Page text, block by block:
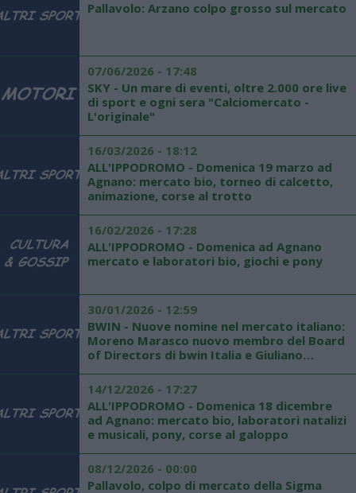
Pallavolo: Arzano colpo grosso sul mercato
07/06/2026 - 17:48
SKY - Un mare di eventi, oltre 2.000 ore live
di sport e ogni sera "Calciomercato -
L'originale"
16/03/2026 - 18:12
ALL'IPPODROMO - Domenica 19 marzo ad
Agnano: mercato bio, torneo di calcetto,
animazione, corse al trotto
16/02/2026 - 17:28
ALL'IPPODROMO - Domenica ad Agnano
mercato e laboratori bio, giochi e pony
30/01/2026 - 12:59
BWIN - Nuove nomine nel mercato italiano:
Moreno Marasco nuovo membro del Board
of Directors di bwin Italia e Giuliano
Comunicazione di bwin Italia
14/12/2026 - 17:27
ALL'IPPODROMO - Domenica 18 dicembre
ad Agnano: mercato bio, laboratori natalizi
e musicali, pony, corse al galoppo
08/12/2026 - 00:00
Pallavolo, colpo di mercato della Sigma